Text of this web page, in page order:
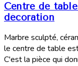
Centre de
décoration
Marbre sculpté,
le centre de table
C'est la pièce qui